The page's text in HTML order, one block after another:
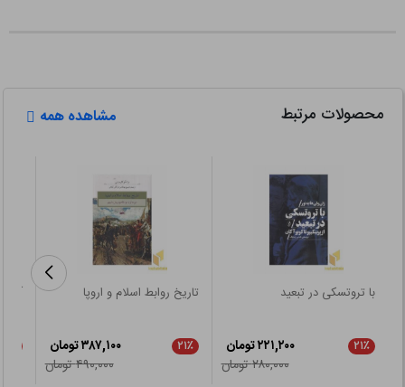
محصولات مرتبط مشاهده همه
با تروتسکی در تبعید
۲۱٪
۲۲۱,۲۰۰ تومان
۲۸۰,۰۰۰ تومان
تاریخ روابط اسلام و اروپا
۲۱٪
۳۸۷,۱۰۰ تومان
۴۹۰,۰۰۰ تومان